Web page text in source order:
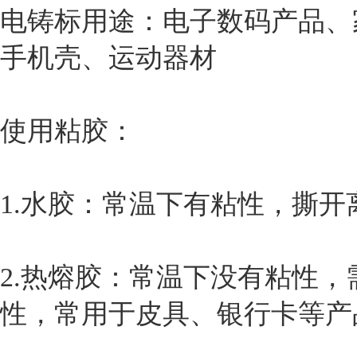
电铸标用途：电子数码产品
手机壳、运动器材
使用粘胶：
1.水胶：常温下有粘性，撕
2.热熔胶：常温下没有粘性
性，常用于皮具、银行卡等